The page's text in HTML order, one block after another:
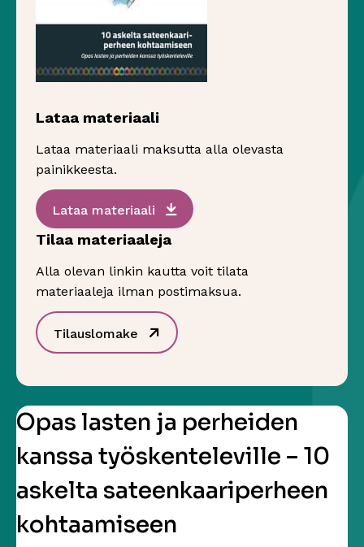
Lataa materiaali
Lataa materiaali maksutta alla olevasta
painikkeesta.
Lataa materiaali Sivu avautuu uudessa ikkunassa
Tilaa materiaaleja
Alla olevan linkin kautta voit tilata
materiaaleja ilman postimaksua.
Tilauslomake Sivu avautuu uudessa ikkunassa
Opas lasten ja perheiden
kanssa työskenteleville – 10
askelta sateenkaariperheen
kohtaamiseen